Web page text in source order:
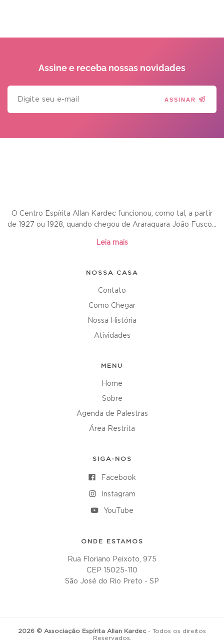
Assine e receba nossas novidades
ASSINAR
O Centro Espírita Allan Kardec funcionou, como tal, a partir
de 1927 ou 1928, quando chegou de Araraquara João Fusco...
Leia mais
NOSSA CASA
Contato
Como Chegar
Nossa História
Atividades
MENU
Home
Sobre
Agenda de Palestras
Área Restrita
SIGA-NOS
Facebook
Instagram
YouTube
ONDE ESTAMOS
Rua Floriano Peixoto, 975
CEP 15025-110
São José do Rio Preto - SP
2026 © Associação Espírita Allan Kardec - Todos os direitos
Reservados.